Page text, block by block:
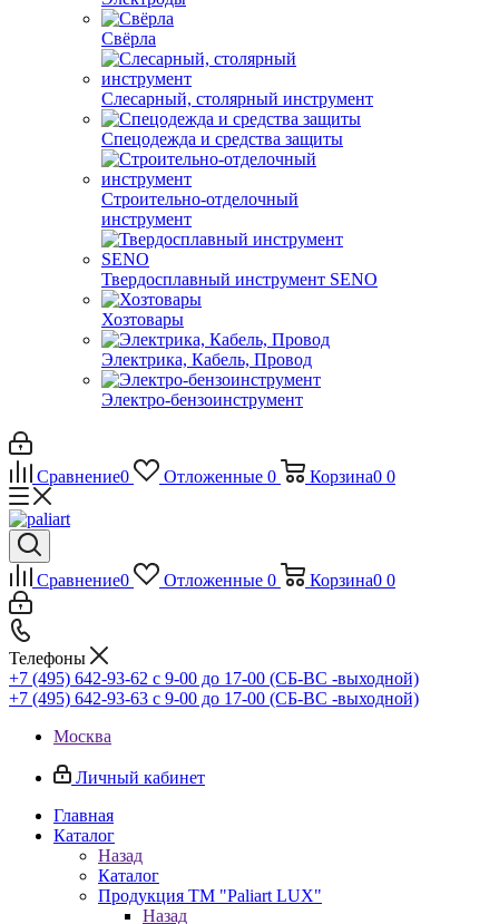
Свёрла
Слесарный, столярный инструмент
Спецодежда и средства защиты
Строительно-отделочный
инструмент
Твердосплавный инструмент SENO
Хозтовары
Электрика, Кабель, Провод
Электро-бензоинструмент
Сравнение0 Отложенные 0 Корзина0 0
Сравнение0 Отложенные 0 Корзина0 0
Телефоны
+7 (495) 642-93-62 c 9-00 до 17-00 (СБ-ВС -выходной)
+7 (495) 642-93-63 c 9-00 до 17-00 (СБ-ВС -выходной)
Москва
Личный кабинет
Главная
Каталог
Назад
Каталог
Продукция ТМ "Paliart LUX"
Назад